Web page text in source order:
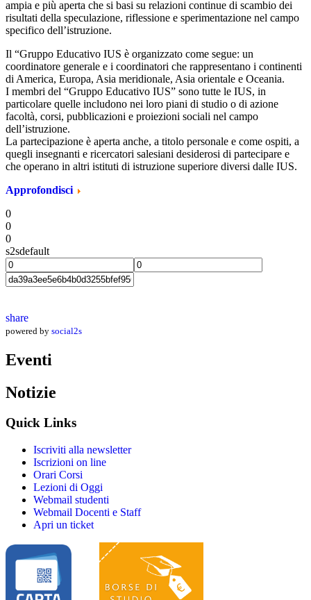
ampia e più aperta che si basi su relazioni continue di scambio dei
risultati della speculazione, riflessione e sperimentazione nel campo
specifico dell’istruzione.
Il “Gruppo Educativo IUS è organizzato come segue: un
coordinatore generale e i coordinatori che rappresentano i continenti
di America, Europa, Asia meridionale, Asia orientale e Oceania.
I membri del “Gruppo Educativo IUS” sono tutte le IUS, in
particolare quelle includono nei loro piani di studio o di azione
facoltà, corsi, pubblicazioni e proiezioni sociali nel campo
dell’istruzione.
La partecipazione è aperta anche, a titolo personale e come ospiti, a
quegli insegnanti e ricercatori salesiani desiderosi di partecipare e
che operano in altri istituti di istruzione superiore diversi dalle IUS.
Approfondisci
0
0
0
s2sdefault
share
powered by social2s
Eventi
Notizie
Quick Links
Iscriviti alla newsletter
Iscrizioni on line
Orari Corsi
Lezioni di Oggi
Webmail studenti
Webmail Docenti e Staff
Apri un ticket